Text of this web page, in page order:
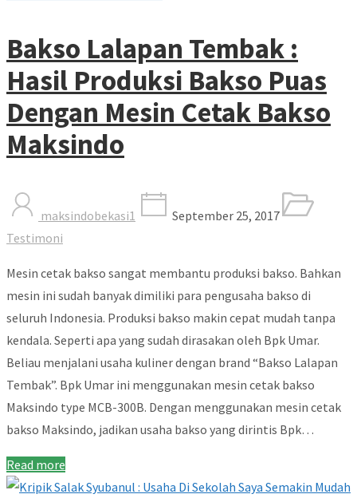
Bakso Lalapan Tembak :
Hasil Produksi Bakso Puas
Dengan Mesin Cetak Bakso
Maksindo
maksindobekasi1
September 25, 2017
Testimoni
Mesin cetak bakso sangat membantu produksi bakso. Bahkan
mesin ini sudah banyak dimiliki para pengusaha bakso di
seluruh Indonesia. Produksi bakso makin cepat mudah tanpa
kendala. Seperti apa yang sudah dirasakan oleh Bpk Umar.
Beliau menjalani usaha kuliner dengan brand “Bakso Lalapan
Tembak”. Bpk Umar ini menggunakan mesin cetak bakso
Maksindo type MCB-300B. Dengan menggunakan mesin cetak
bakso Maksindo, jadikan usaha bakso yang dirintis Bpk…
Read more